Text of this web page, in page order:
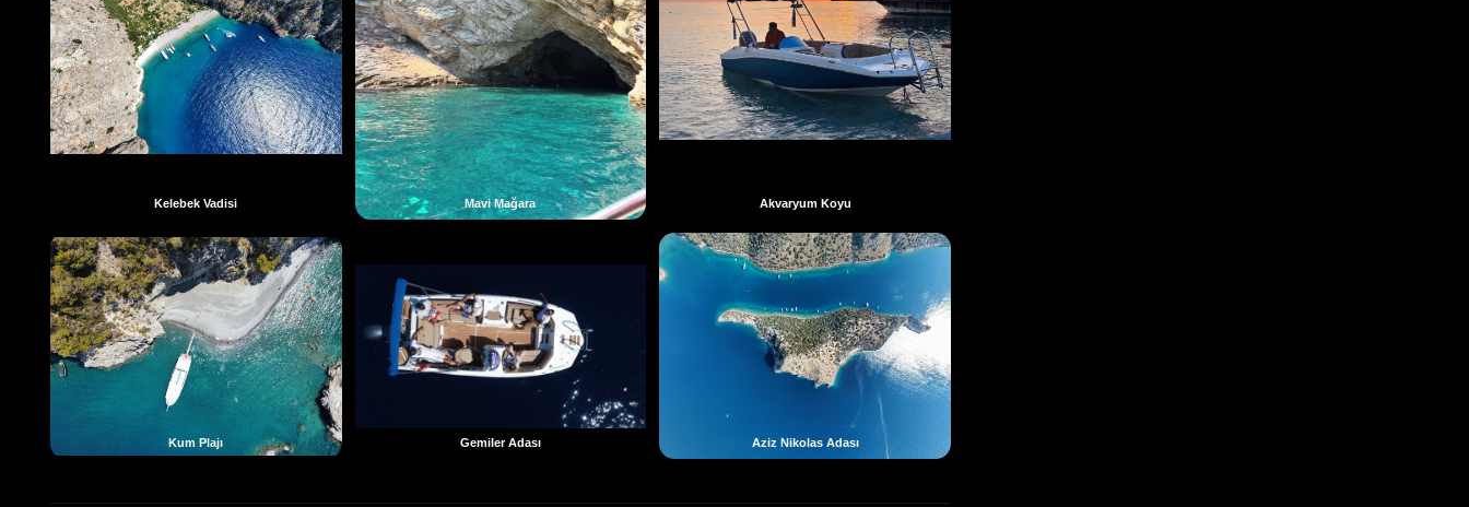
Kelebek Vadisi Mavi Mağara Akvaryum Koyu
Kum Plajı Gemiler Adası Aziz Nikolas Adası